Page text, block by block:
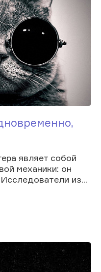
являет собой
механики: он
из...